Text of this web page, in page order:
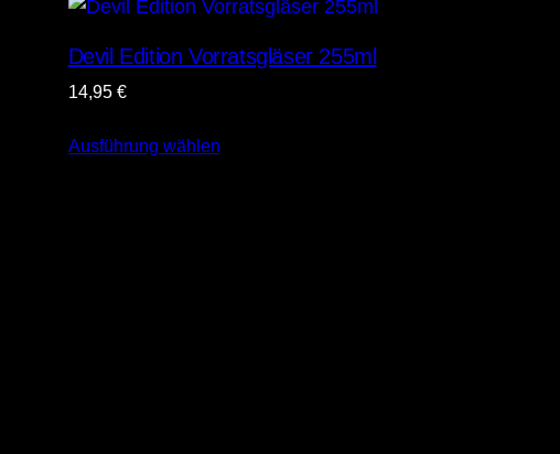
Devil Edition Vorratsgläser 255ml
14,95 €
Ausführung wählen